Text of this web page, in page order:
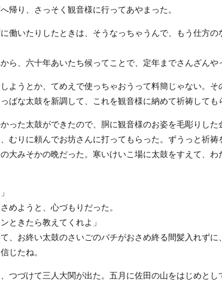
帰り、さっそく観音様に行ってあやまった。
働いたりしたときは、そうなっちゃうんで、もう仕方
、六十年あいたち候ってことで、定年までさんざんや
うとか、てめえで使っちゃおうって料簡じゃない。そ
ばな太鼓を新調して、これを観音様に納めて祈祷しても
った太鼓ができたので、胴に観音様のお姿を毛彫りし
むりに頼んでお坊さんに打ってもらった。ずうっと祈
大みそかの晩だった。寒いけいこ場に太鼓をすえて、
めようと、心づもりだった。
ときたら教えてくれよ」
お終い太鼓のさいごのバチがおさめ終る間髪入れず
じたね。
づけて三人大関が出た。五月に佐田の山をはじめと